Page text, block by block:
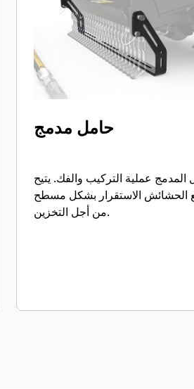
حامل مدمج
يسهل الحامل المدمج عملية التركيب والفك. يتيح
الحشائش الاستقرار بشكل مسطح
من أجل التخزين.